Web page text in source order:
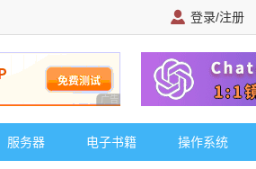
登录/注册
广告 商业广告，理性选择
服务器 电子书籍 操作系统